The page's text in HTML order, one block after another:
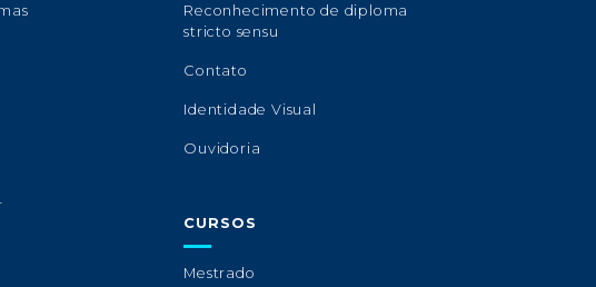
Reconhecimento de diploma
stricto sensu
Contato
Identidade Visual
Ouvidoria
CURSOS
Mestrado